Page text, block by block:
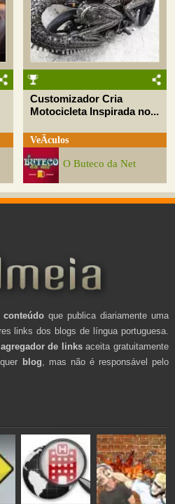
Customizador Cria
Motocicleta Inspirada no...
VeÃ­culos
O Buteco da Net
conteúdo que publica diariamente uma
links dos blogs de língua portuguesa.
agregador de linksaceita gratuitamente
blog , mas não é responsável pelo